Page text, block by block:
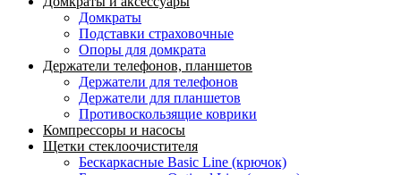
Домкраты
Подставки страховочные
Опоры для домкрата
Держатели телефонов, планшетов
Держатели для телефонов
Держатели для планшетов
Противоскользящие коврики
Компрессоры и насосы
Щетки стеклоочистителя
Бескаркасные Basic Line (крючок)